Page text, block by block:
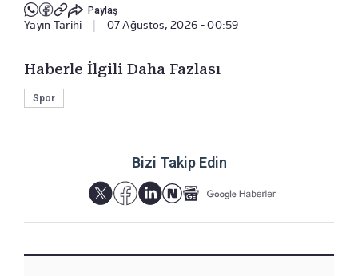
Paylaş
Yayın Tarihi | 07 Ağustos, 2026 - 00:59
Haberle İlgili Daha Fazlası
Spor
Bizi Takip Edin